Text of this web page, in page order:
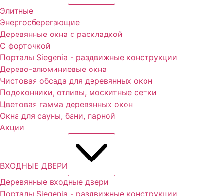
Элитные
Энергосберегающие
Деревянные окна с раскладкой
С форточкой
Порталы Siegenia - раздвижные конструкции
Дерево-алюминиевые окна
Чистовая обсада для деревянных окон
Подоконники, отливы, москитные сетки
Цветовая гамма деревянных окон
Окна для сауны, бани, парной
Акции
ВХОДНЫЕ ДВЕРИ
Деревянные входные двери
Порталы Siegenia - раздвижные конструкции